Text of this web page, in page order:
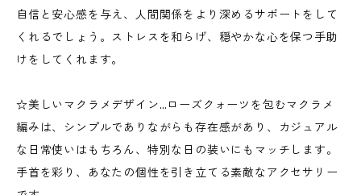
自信と安心感を与え、人間関係をより深めるサポートをして
くれるでしょう。ストレスを和らげ、穏やかな心を保つ手助
けをしてくれます。
☆美しいマクラメデザイン…ローズクォーツを包むマクラメ
編みは、シンプルでありながらも存在感があり、カジュアル
な日常使いはもちろん、特別な日の装いにもマッチします。
手首を彩り、あなたの個性を引き立てる素敵なアクセサリー